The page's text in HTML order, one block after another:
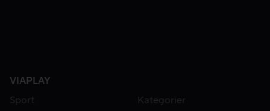
VIAPLAY
Sport
Kategorier